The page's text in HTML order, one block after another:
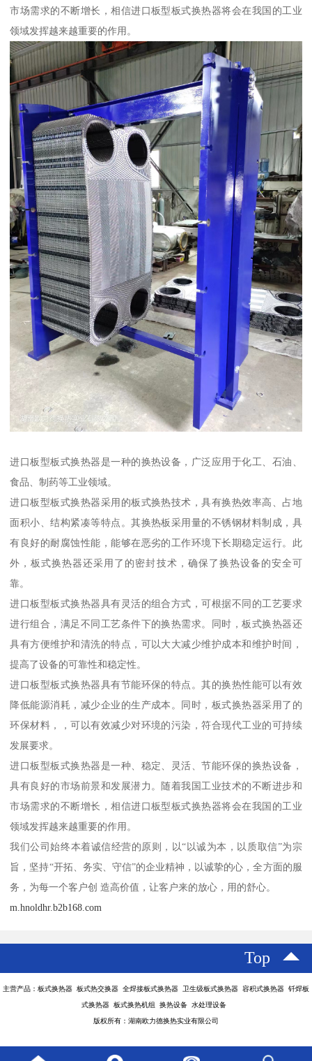
市场需求的不断增长，相信进口板型板式换热器将会在我国的工业
领域发挥越来越重要的作用。
进口板型板式换热器是一种的换热设备，广泛应用于化工、石油、
食品、制药等工业领域。
进口板型板式换热器采用的板式换热技术，具有换热效率高、占地
面积小、结构紧凑等特点。其换热板采用量的不锈钢材料制成，具
有良好的耐腐蚀性能，能够在恶劣的工作环境下长期稳定运行。此
外，板式换热器还采用了的密封技术，确保了换热设备的安全可
靠。
进口板型板式换热器具有灵活的组合方式，可根据不同的工艺要求
进行组合，满足不同工艺条件下的换热需求。同时，板式换热器还
具有方便维护和清洗的特点，可以大大减少维护成本和维护时间，
提高了设备的可靠性和稳定性。
进口板型板式换热器具有节能环保的特点。其的换热性能可以有效
降低能源消耗，减少企业的生产成本。同时，板式换热器采用了的
环保材料，，可以有效减少对环境的污染，符合现代工业的可持续
发展要求。
进口板型板式换热器是一种、稳定、灵活、节能环保的换热设备，
具有良好的市场前景和发展潜力。随着我国工业技术的不断进步和
市场需求的不断增长，相信进口板型板式换热器将会在我国的工业
领域发挥越来越重要的作用。
我们公司始终本着诚信经营的原则，以“以诚为本，以质取信”为宗
旨，坚持“开拓、务实、守信”的企业精神，以诚挚的心，全方面的服
务，为每一个客户创 造高价值，让客户来的放心，用的舒心。
m.hnoldhr.b2b168.com
Top
主营产品：板式换热器 板式热交换器 全焊接板式换热器 卫生级板式换热器 容积式换热器 钎焊板
式换热器 板式换热机组 换热设备 水处理设备
版权所有：湖南欧力德换热实业有限公司